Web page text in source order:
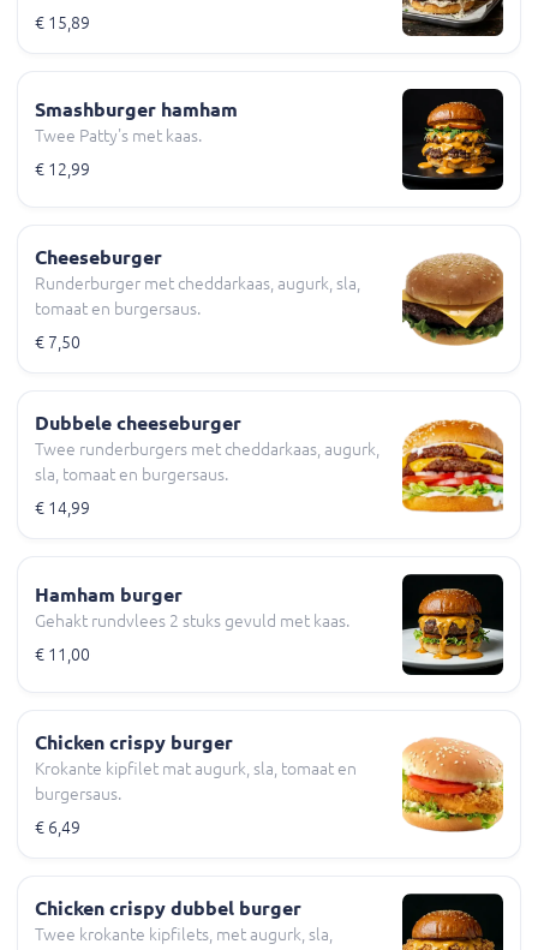
€ 15,89
Smashburger hamham
Twee Patty's met kaas.
€ 12,99
Cheeseburger
Runderburger met cheddarkaas, augurk, sla,
tomaat en burgersaus.
€ 7,50
Dubbele cheeseburger
Twee runderburgers met cheddarkaas, augurk,
sla, tomaat en burgersaus.
€ 14,99
Hamham burger
Gehakt rundvlees 2 stuks gevuld met kaas.
€ 11,00
Chicken crispy burger
Krokante kipfilet mat augurk, sla, tomaat en
burgersaus.
€ 6,49
Chicken crispy dubbel burger
Twee krokante kipfilets, met augurk, sla,